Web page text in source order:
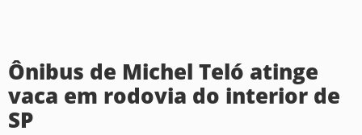
Ônibus de Michel Teló atinge
vaca em rodovia do interior de
SP